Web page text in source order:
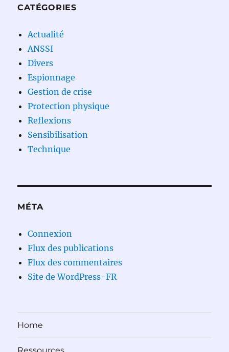
CATÉGORIES
Actualité
ANSSI
Divers
Espionnage
Gestion de crise
Protection physique
Reflexions
Sensibilisation
Technique
MÉTA
Connexion
Flux des publications
Flux des commentaires
Site de WordPress-FR
Home